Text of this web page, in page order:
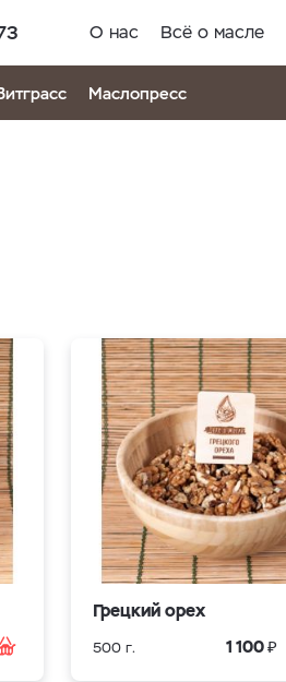
О нас Всё о масле
Маслопресс
Грецкий орех
500 г. 1 100₽